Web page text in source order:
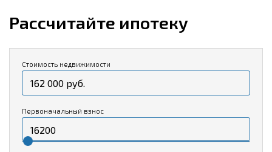
Рассчитайте ипотеку
Стоимость недвижимости
Первоначальный взнос